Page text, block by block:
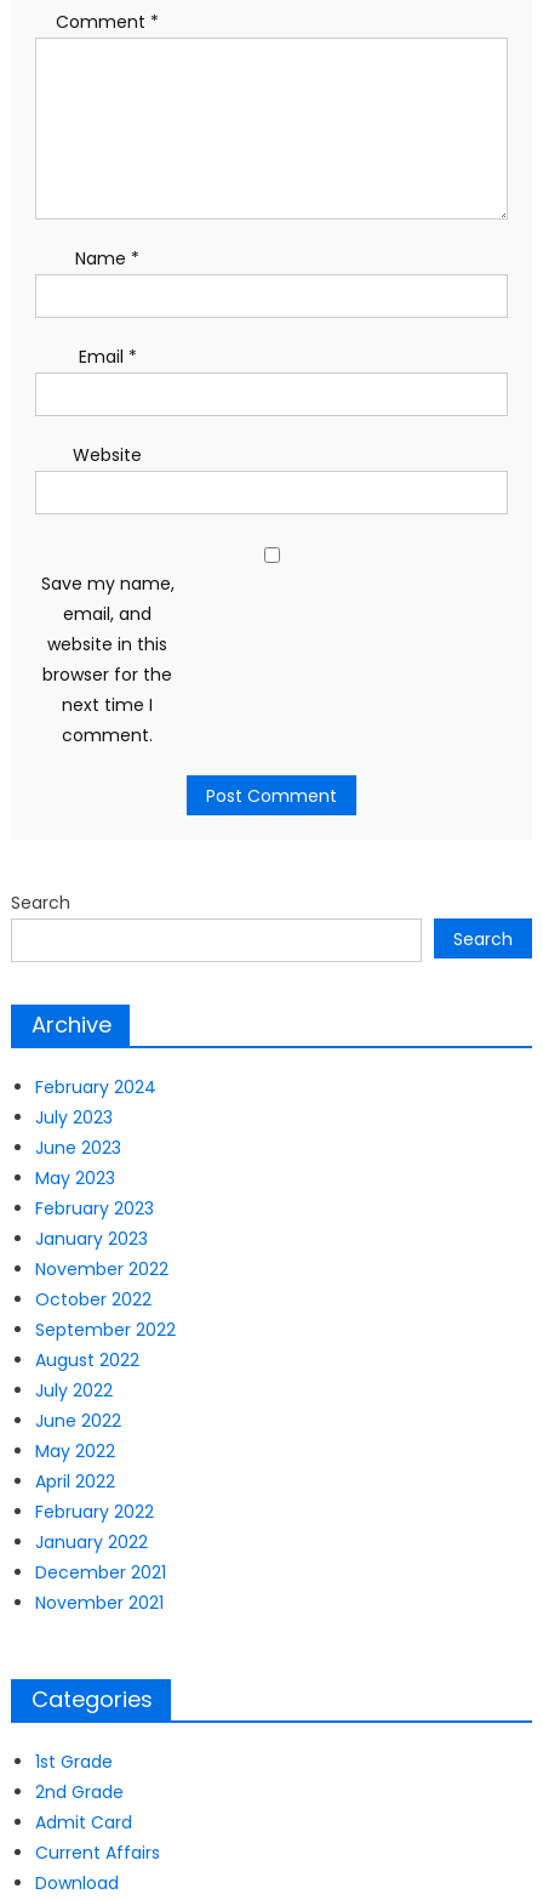
Comment *
Name *
Email *
Website
Save my name,
email, and
website in this
browser for the
next time I
comment.
Search
Search
Archive
February 2024
July 2023
June 2023
May 2023
February 2023
January 2023
November 2022
October 2022
September 2022
August 2022
July 2022
June 2022
May 2022
April 2022
February 2022
January 2022
December 2021
November 2021
Categories
1st Grade
2nd Grade
Admit Card
Current Affairs
Download